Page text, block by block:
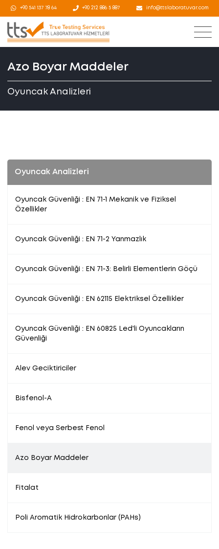
+90 541 137 78 64 +90 212 886 5 887 info@ttslaboratuvar.com
Azo Boyar Maddeler
Oyuncak Analizleri
Oyuncak Analizleri
Oyuncak Güvenliği : EN 71-1 Mekanik ve Fiziksel
Özellikler
Oyuncak Güvenliği : EN 71-2 Yanmazlık
Oyuncak Güvenliği : EN 71-3: Belirli Elementlerin Göçü
Oyuncak Güvenliği : EN 62115 Elektriksel Özellikler
Oyuncak Güvenliği : EN 60825 Led'li Oyuncakların
Güvenliği
Alev Geciktiriciler
Bisfenol-A
Fenol veya Serbest Fenol
Azo Boyar Maddeler
Fitalat
Poli Aromatik Hidrokarbonlar (PAHs)